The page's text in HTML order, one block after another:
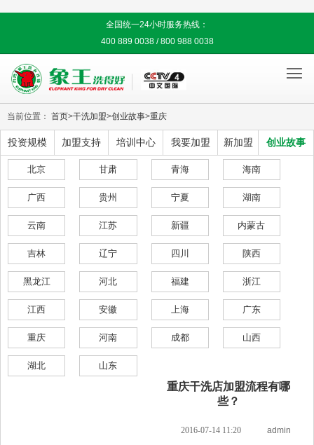
全国统一24小时服务热线：
400 889 0038 / 800 988 0038

当前位置： 首页>干洗加盟>创业故事>重庆
投资规模 加盟支持 培训中心 我要加盟 新加盟 创业故事
北京 甘肃 青海 海南
广西 贵州 宁夏 湖南
云南 江苏 新疆 内蒙古
吉林 辽宁 四川 陕西
黑龙江 河北 福建 浙江
江西 安徽 上海 广东
重庆 河南 成都 山西
湖北 山东
重庆干洗店加盟流程有哪
些？
2016-07-14 11:20 admin